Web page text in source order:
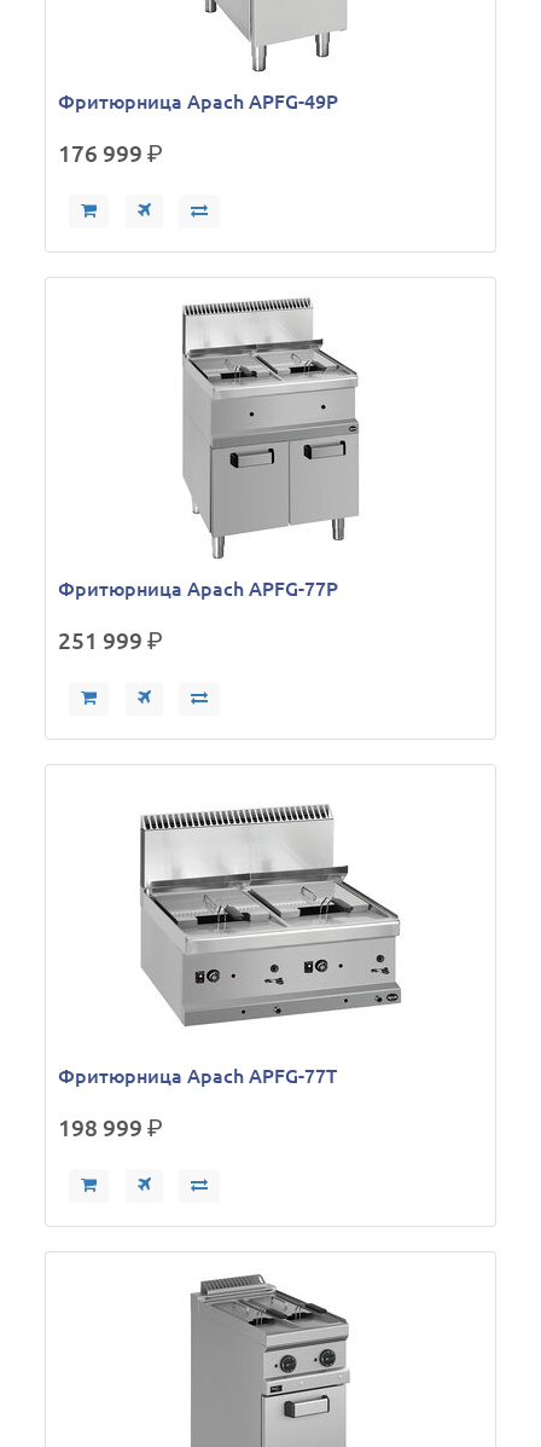
Фритюрница Apach APFG-49P
176 999р.
Фритюрница Apach APFG-77P
251 999р.
Фритюрница Apach APFG-77T
198 999р.